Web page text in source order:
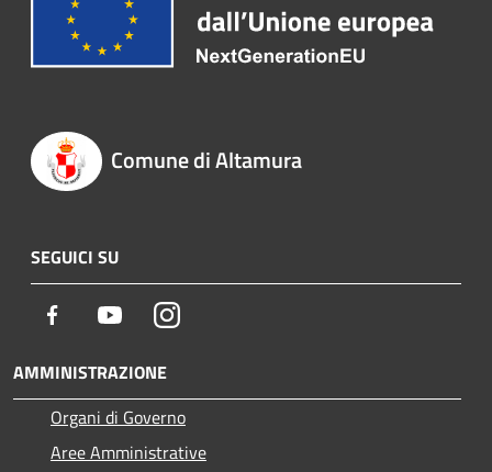
Comune di Altamura
SEGUICI SU
Facebook YoutubeInstagram
AMMINISTRAZIONE
Organi di Governo
Aree Amministrative